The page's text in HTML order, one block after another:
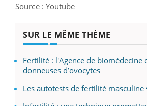
Source : Youtube
SUR LE MÊME THÈME
Fertilité : l'Agence de biomédecine
donneuses d’ovocytes
Les autotests de fertilité